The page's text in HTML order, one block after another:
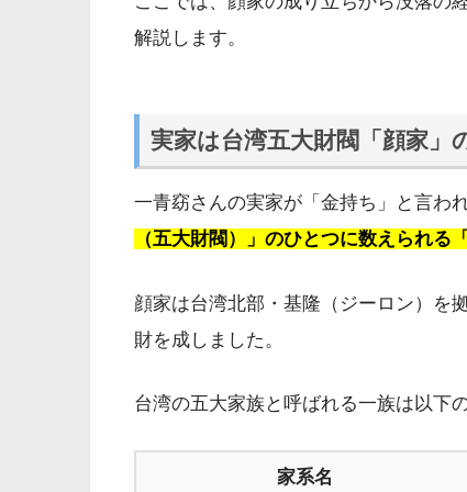
解説します。
実家は台湾五大財閥「顔家」
一青窈さんの実家が「金持ち」と言わ
（五大財閥）」のひとつに数えられる
顔家は台湾北部・基隆（ジーロン）を
財を成しました。
台湾の五大家族と呼ばれる一族は以下
家系名